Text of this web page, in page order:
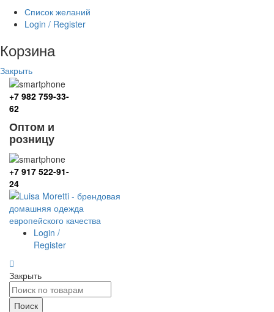
Список желаний
Login / Register
Корзина
Закрыть
+7 982 759-33-
62
Оптом и
розницу
+7 917 522-91-
24
Login /
Register
Закрыть
Поиск
по:Поиск